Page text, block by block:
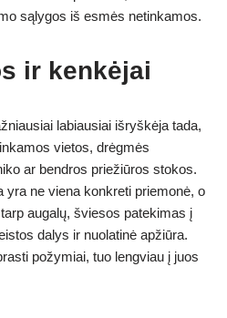
sąlygos iš esmės netinkamos.
ir kenkėjai
labiausiai išryškėja tada,
vietos, drėgmės
ar bendros priežiūros stokos.
yra ne viena konkreti priemonė, o
augalų, šviesos patekimas į
dalys ir nuolatinė apžiūra.
požymiai, tuo lengviau į juos